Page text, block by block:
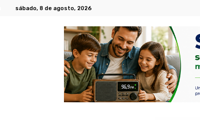
sábado, 8 de agosto, 2026